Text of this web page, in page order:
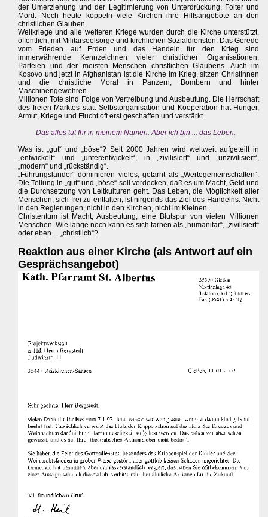
der Umerziehung und der Legitimierung von Unterdrückung, Folter und
Mord. Noch heute koppeln viele Kirchen ihre Hilfsangebote an den
christlichen Glauben.
Weltkriege und alle weiteren Kriege wurden durch die Kirche unterstützt,
öffentlich, mit Militärseelsorge und kirchlichen Sozialdiensten. Das Gerede
vom Frieden auf Erden und das Handeln für den Krieg sind
immerwährende Kennzeichnen vieler christlicher Organisationen,
Parteien und der meisten Menschen christlichen Glaubens. Auch im
Kosovo und jetzt in Afghanistan ist die Kirche im Krieg, sitzen ChristInnen
und die christliche Moral in Panzern, Bombern und hinter
Maschinengewehren.
Millionen Tote sind Folge von Vertreibung und Ausbeutung. Die Herrschaft
des freien Marktes statt Selbstorganisation und Kooperation hat Hunger,
Armut, Kriege und Flucht oft erst geschaffen und verstärkt.
Das alles tut Ihr in meinem Namen. Aber ich bin ... das Leben.
Was ist „gut“ und „böse“? Seit 2000 Jahren wird weltweit aufgeteilt in
„entwickelt“ und „unterentwickelt“, in „zivilisiert“ und „unzivilisiert“,
„modern“ und „rückständig“.
„Führungsländer“ dominieren vieles, getarnt als „Wertegemeinschaften“.
Die Teilung in „gut“ und „böse“ soll verdecken, daß es um Macht, Geld und
die Durchsetzung von Leitkulturen geht. Das Leben, die Möglichkeit aller
Menschen, sich frei zu entfalten, ist nirgends das Ziel des Handelns. Nicht
in den Regierungen, nicht in den Kirchen, nicht im Kleinen.
Christentum ist Macht, Ausbeutung, eine Blutspur von vielen Millionen
Menschen. Wie lange noch kann es sich tarnen als „humanitär“, „zivilisiert“
oder eben ... „christlich“?
Reaktion aus einer Kirche (als Antwort auf ein
Gesprächsangebot)